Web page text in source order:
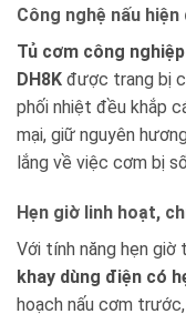
Công nghệ nấu
Tủ cơm công
DH8K được trang bị
phối nhiệt đều khắp
mại, giữ nguyên
lắng về việc cơm bị
Hẹn giờ linh hoạt,
Với tính năng hẹn giờ
khay dùng điện có
hoạch nấu cơm